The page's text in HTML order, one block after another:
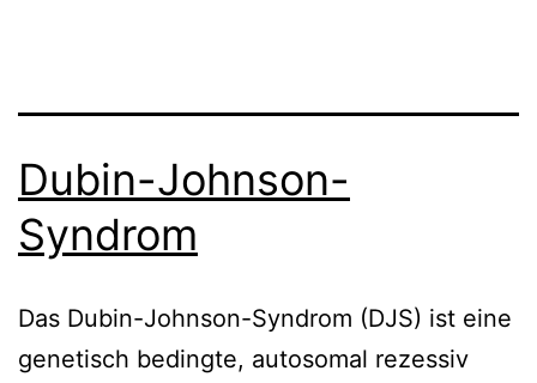
Dubin-Johnson-
Syndrom
Das Dubin-Johnson-Syndrom (DJS) ist eine
genetisch bedingte, autosomal rezessiv